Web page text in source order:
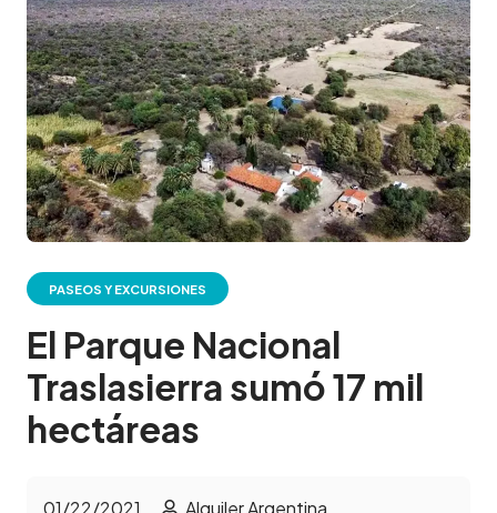
PASEOS Y EXCURSIONES
El Parque Nacional
Traslasierra sumó 17 mil
hectáreas
01/22/2021 Alquiler Argentina